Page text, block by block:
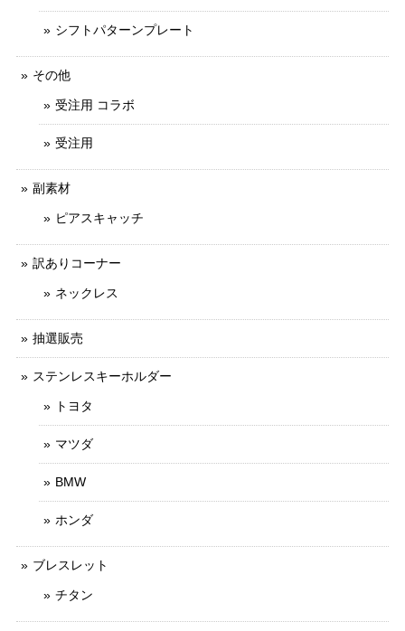
シフトパターンプレート
その他
受注用 コラボ
受注用
副素材
ピアスキャッチ
訳ありコーナー
ネックレス
抽選販売
ステンレスキーホルダー
トヨタ
マツダ
BMW
ホンダ
ブレスレット
チタン